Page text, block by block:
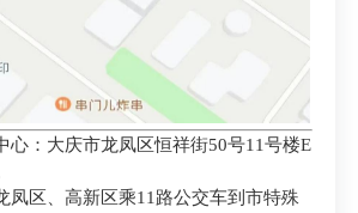
心：大庆市龙凤区恒祥街50号11号楼E
凤区、高新区乘11路公交车到市特殊